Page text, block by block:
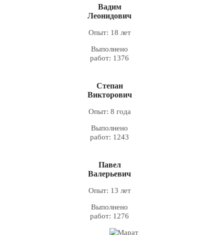
Вадим
Леонидович
Опыт: 18 лет
Выполнено
работ: 1376
Степан
Викторович
Опыт: 8 года
Выполнено
работ: 1243
Павел
Валерьевич
Опыт: 13 лет
Выполнено
работ: 1276